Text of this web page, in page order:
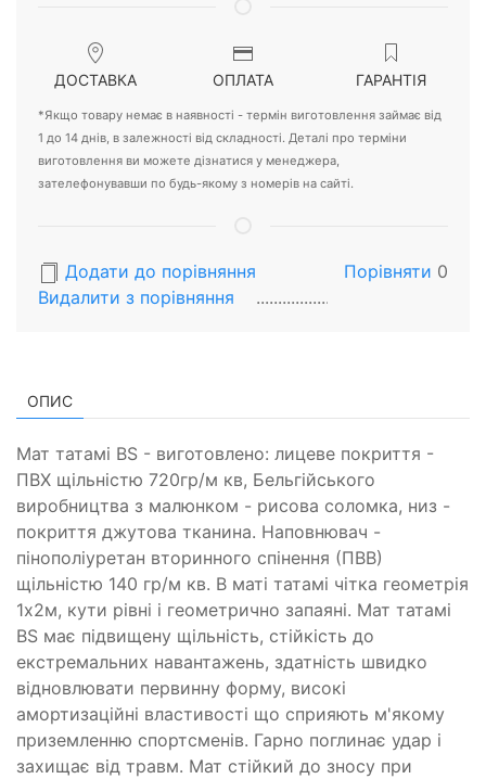
ДОСТАВКА ОПЛАТА ГАРАНТІЯ
*Якщо товару немає в наявності - термін виготовлення займає від
1 до 14 днів, в залежності від складності. Деталі про терміни
виготовлення ви можете дізнатися у менеджера,
зателефонувавши по будь-якому з номерів на сайті.
Додати до порівняння
Видалити з порiвняння
Порівняти 0
ОПИС
Мат татамі BS - виготовлено: лицеве покриття -
ПВХ щільністю 720гр/м кв, Бельгійського
виробництва з малюнком - рисова соломка, низ -
покриття джутова тканина. Наповнювач -
пінополіуретан вторинного спінення (ПВВ)
щільністю 140 гр/м кв. В маті татамі чітка геометрія
1х2м, кути рівні і геометрично запаяні. Мат татамі
BS має підвищену щільність, стійкість до
екстремальних навантажень, здатність швидко
відновлювати первинну форму, високі
амортизаційні властивості що сприяють м'якому
приземленню спортсменів. Гарно поглинає удар і
захищає від травм. Мат стійкий до зносу при